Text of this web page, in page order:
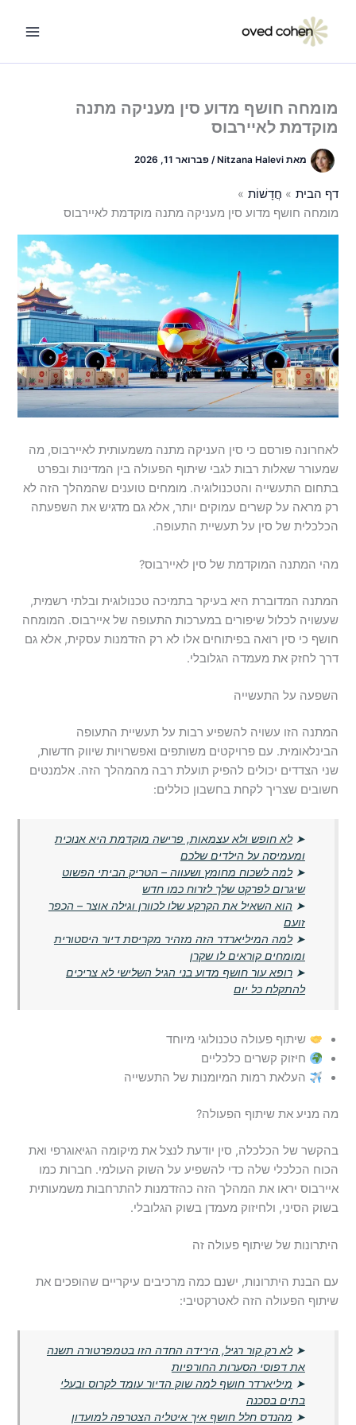
מומחה חושף מדוע סין מעניקה מתנה
מוקדמת לאיירבוס
מאתNitzana Halevi
/פברואר 11, 2026
דף הבית
חֲדָשׁוֹת
מומחה חושף מדוע סין מעניקה מתנה מוקדמת לאיירבוס
לאחרונה פורסם כי סין העניקה מתנה משמעותית לאיירבוס, מה
שמעורר שאלות רבות לגבי שיתוף הפעולה בין המדינות ובפרט
בתחום התעשייה והטכנולוגיה. מומחים טוענים שהמהלך הזה לא
רק מראה על קשרים עמוקים יותר, אלא גם מדגיש את השפעתה
הכלכלית של סין על תעשיית התעופה.
מהי המתנה המוקדמת של סין לאיירבוס?
המתנה המדוברת היא בעיקר בתמיכה טכנולוגית ובלתי רשמית,
שעשויה לכלול שיפורים במערכות התעופה של איירבוס. המומחה
חושף כי סין רואה בפיתוחים אלו לא רק הזדמנות עסקית, אלא גם
דרך לחזק את מעמדה הגלובלי.
השפעה על התעשייה
המתנה הזו עשויה להשפיע רבות על תעשיית התעופה
הבינלאומית. עם פרויקטים משותפים ואפשרויות שיווק חדשות,
שני הצדדים יכולים להפיק תועלת רבה מהמהלך הזה. אלמנטים
חשובים שצריך לקחת בחשבון כוללים:
➤לא חופש ולא עצמאות, פרישה מוקדמת היא אנוכית
ומעמיסה על הילדים שלכם
➤למה לשכוח מחומץ ושעווה – הטריק הביתי הפשוט
שיגרום לפרקט שלך לזרוח כמו חדש
➤ הוא השאיל את הקרקע שלו לכוורן וגילה אוצר – הכפר
זועם
➤למה המיליארדר הזה מזהיר מקריסת דיור היסטורית
ומומחים קוראים לו שקרן
➤רופא עור חושף מדוע בני הגיל השלישי לא צריכים
להתקלח כל יום
שיתוף פעולה טכנולוגי מיוחד
חיזוק קשרים כלכליים
העלאת רמות המיומנות של התעשייה
מה מניע את שיתוף הפעולה?
בהקשר של הכלכלה, סין יודעת לנצל את מיקומה הגיאוגרפי ואת
הכוח הכלכלי שלה כדי להשפיע על השוק העולמי. חברות כמו
איירבוס יראו את המהלך הזה כהזדמנות להתרחבות משמעותית
בשוק הסיני, ולחיזוק מעמדן בשוק הגלובלי.
היתרונות של שיתוף פעולה זה
עם הבנת היתרונות, ישנם כמה מרכיבים עיקריים שהופכים את
שיתוף הפעולה הזה לאטרקטיבי:
➤לא רק קור רגיל, הירידה החדה הזו בטמפרטורה תשנה
את דפוסי הסערות החורפיות
➤ מיליארדר חושף למה שוק הדיור עומד לקרוס ובעלי
בתים בסכנה
➤ מהנדס חלל חושף איך איטליה הצטרפה למועדון